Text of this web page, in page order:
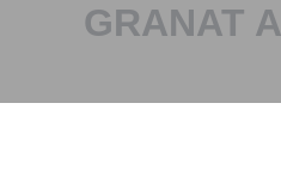
GRANAT